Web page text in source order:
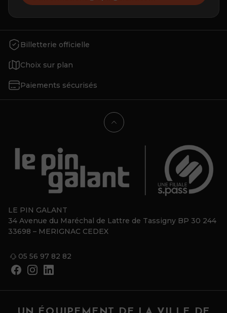
Billetterie officielle
Choix sur plan
Paiements sécurisés
LE PIN GALANT
34 Avenue du Maréchal de Lattre de Tassigny BP 30 244
33698 – MERIGNAC CEDEX
05 56 97 82 82